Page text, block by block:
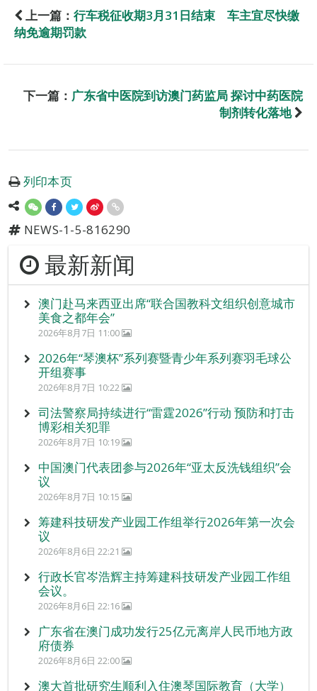
上一篇： 行车税征收期3月31日结束 车主宜尽快缴
纳免逾期罚款
下一篇： 广东省中医院到访澳门药监局 探讨中药医院
制剂转化落地
列印本页
NEWS-1-5-816290
最新新闻
澳门赴马来西亚出席“联合国教科文组织创意城市
美食之都年会”
2026年8月7日 11:00
2026年“琴澳杯”系列赛暨青少年系列赛羽毛球公
开组赛事
2026年8月7日 10:22
司法警察局持续进行“雷霆2026”行动 预防和打击
博彩相关犯罪
2026年8月7日 10:19
中国澳门代表团参与2026年“亚太反洗钱组织”会
议
2026年8月7日 10:15
筹建科技研发产业园工作组举行2026年第一次会
议
2026年8月6日 22:21
行政长官岑浩辉主持筹建科技研发产业园工作组
会议。
2026年8月6日 22:16
广东省在澳门成功发行25亿元离岸人民币地方政
府债券
2026年8月6日 22:00
澳大首批研究生顺利入住澳琴国际教育（大学）